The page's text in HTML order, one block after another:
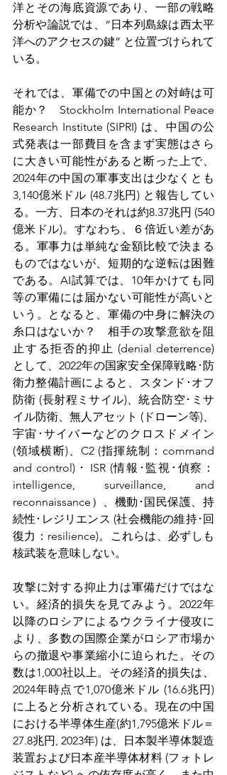
洋とその海底資源であり、一部の戦略
分析や論説では、“日本列島線は西太平
洋へのアクセスの鍵” と位置づけられて
いる。
それでは、軍備での中国との対峙は可
能か？　Stockholm International Peace
Research Institute (SIPRI) は、中国の公
式発表は一部費目を含まず実態はさら
に大きい可能性があると断った上で、
2024年の中国の軍事支出は少なくとも
3,140億米ドル (48.7兆円) と報告してい
る。一方、日本のそれは約8.37兆円 (540
億米ドル)。すなわち、６倍近い差があ
る。軍事力は単純な金額比較で決まる
ものではないが、短期的な逆転は困難
である。AI試算では、10年かけても同
等の軍備には届かない可能性が高いと
いう。となると、軍備の中身に解決の
糸口はないか？　相手の攻撃意欲を阻
止する拒否的抑止 (denial deterrence)
として、2022年の国家安全保障戦略･防
衛力整備計画によると、スタンド･オフ
防衛 (長射程ミサイル)、統合防空･ミサ
イル防衛、無人アセット (ドローン等)、
宇宙･サイバーなどのクロスドメイン
(領域横断)、C2 (指揮統制：command
and control) ･ ISR (情報･監視･偵察：
intelligence, surveillance, and
reconnaissance）、機動･国民保護、持
続性･レジリエンス (社会機能の維持･回
復力：resilience)。これらは、必ずしも
核武装を意味しない。
攻撃に対する抑止力は軍備だけではな
い。経済的損失を見てみよう。2022年
以降のロシアによるウクライナ侵攻に
より、多数の国際企業がロシア市場か
らの撤退や事業縮小に迫られた。その
数は1,000社以上。その経済的損失は、
2024年時点で1,070億米ドル (16.6兆円)
に上ると分析されている。現在の中国
における半導体生産(約1,795億米ドル＝
27.8兆円, 2023年) は、日本製半導体製造
装置および日本産半導体材料 (フォトレ